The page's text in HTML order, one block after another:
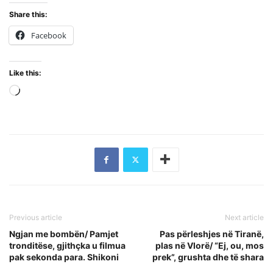
Share this:
Facebook
Like this:
Previous article
Ngjan me bombën/ Pamjet
tronditëse, gjithçka u filmua
pak sekonda para. Shikoni
Next article
Pas përleshjes në Tiranë,
plas në Vlorë/ “Ej, ou, mos
prek”, grushta dhe të shara